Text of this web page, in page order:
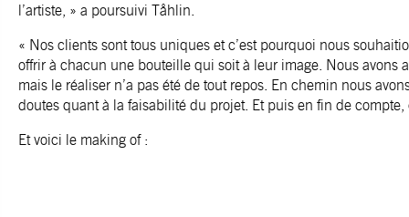
l’artiste, » a poursuivi Tåhlin.
« Nos clients sont tous uniques et c’est pourquoi nous
offrir à chacun une bouteille qui soit à leur image. Nous avons
mais le réaliser n’a pas été de tout repos. En chemin nous
doutes quant à la faisabilité du projet. Et puis en fin de compte,
Et voici le making of :